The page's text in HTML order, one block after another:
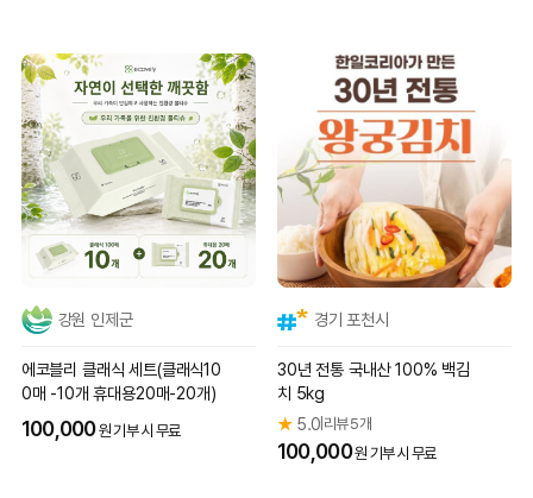
강원 인제군
에코블리 클래식 세트(클래식10
0매 -10개 휴대용20매-20개)
100,000원 기부 시 무료
경기 포천시
30년 전통 국내산 100% 백김
치 5kg
★ 5.0 리뷰 5개
100,000원 기부 시 무료